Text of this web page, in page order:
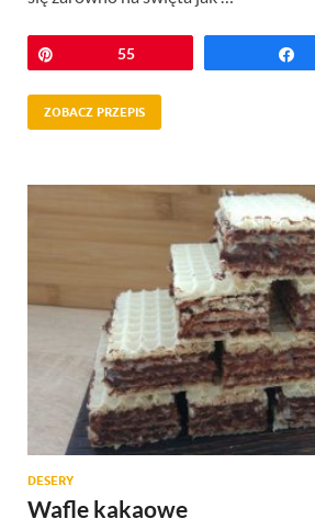
Przypnij55
ZOBACZ PRZEPIS
DESERY
Wafle kakaowe